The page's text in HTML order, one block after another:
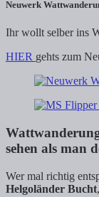
Neuwerk
Ihr wollt selber ins
HIER gehts zum
sehen als man
Wer mal richtig
Helgoländer Bucht